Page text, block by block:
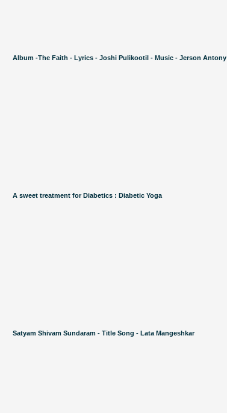
Album -The Faith - Lyrics - Joshi Pulikootil - Music - Jerson Antony
A sweet treatment for Diabetics : Diabetic Yoga
Satyam Shivam Sundaram - Title Song - Lata Mangeshkar